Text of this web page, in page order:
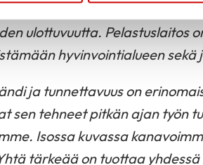
pyrin tuomaan
ulottuvuutta. Pelastuslaitos
hyvinvointialueen
ja tunnettavuus on
sen tehneet pitkän ajan työn
Isossa kuvassa
tärkeää on tuottaa